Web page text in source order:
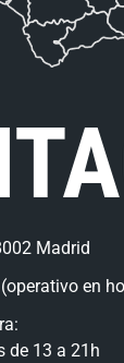
Madrid
en
de 13 a 21h